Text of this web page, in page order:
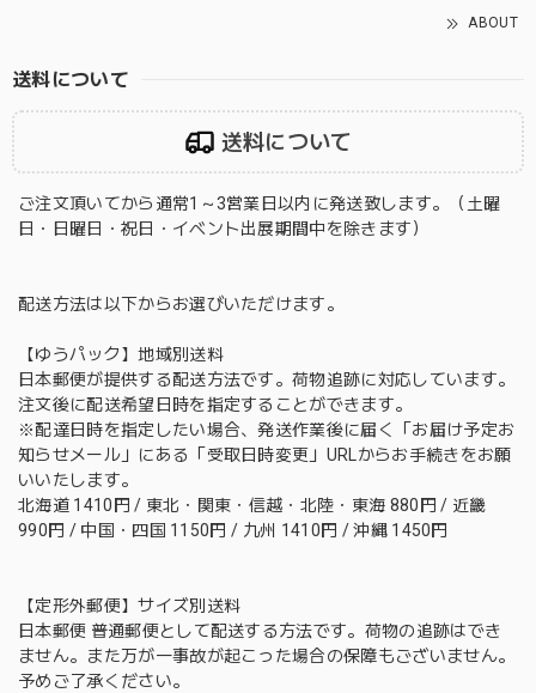
ABOUT
送料について
送料について
ご注文頂いてから通常1～3営業日以内に発送致します。（土曜
日・日曜日・祝日・イベント出展期間中を除きます）
配送方法は以下からお選びいただけます。
【ゆうパック】地域別送料
日本郵便が提供する配送方法です。荷物追跡に対応しています。
注文後に配送希望日時を指定することができます。
※配達日時を指定したい場合、発送作業後に届く「お届け予定お
知らせメール」にある「受取日時変更」URLからお手続きをお願
いいたします。
北海道 1410円 / 東北・関東・信越・北陸・東海 880円 / 近畿
990円 / 中国・四国 1150円 / 九州 1410円 / 沖縄 1450円
【定形外郵便】サイズ別送料
日本郵便 普通郵便として配送する方法です。荷物の追跡はでき
ません。また万が一事故が起こった場合の保障もございません。
予めご了承ください。